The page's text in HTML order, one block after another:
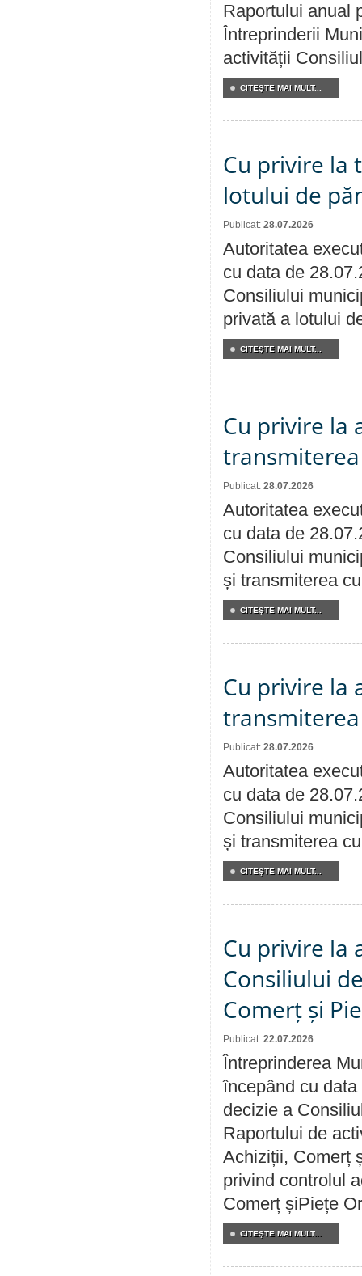
Raportului anual
Întreprinderii
activității
CITEŞTE MAI MULT...
Cu privire la
lotului de
Publicat: 28.07.2026
Autoritatea
cu data de
Consiliului
privată a lotului
CITEŞTE MAI MULT...
Cu privire la
Publicat: 28.07.2026
Autoritatea
cu data de
Consiliului
și transmiterea
CITEŞTE MAI MULT...
Cu privire la
Publicat: 28.07.2026
Autoritatea
cu data de
Consiliului
și transmiterea
CITEŞTE MAI MULT...
Cu privire la
Consiliului
Comerț și
Publicat: 22.07.2026
Întreprinderea
începând cu
decizie a
Raportului de
Achiziții, Comerț
privind controlul
Comerț șiPiețe
CITEŞTE MAI MULT...